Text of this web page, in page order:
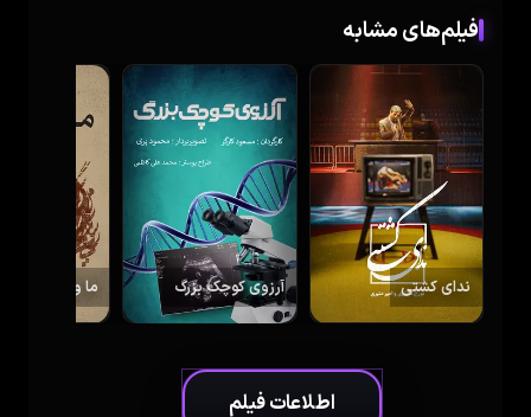
فیلم‌های مشابه
ندای کشتی آرزوی کوچک بزرگ ما و اقبال
اطلاعات فیلم